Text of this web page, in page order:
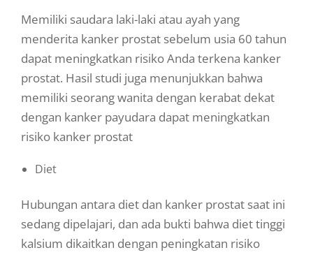
Memiliki saudara laki-laki atau ayah yang
menderita kanker prostat sebelum usia 60 tahun
dapat meningkatkan risiko Anda terkena kanker
prostat. Hasil studi juga menunjukkan bahwa
memiliki seorang wanita dengan kerabat dekat
dengan kanker payudara dapat meningkatkan
risiko kanker prostat
Diet
Hubungan antara diet dan kanker prostat saat ini
sedang dipelajari, dan ada bukti bahwa diet tinggi
kalsium dikaitkan dengan peningkatan risiko